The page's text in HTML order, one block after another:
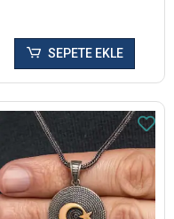
SEPETE EKLE